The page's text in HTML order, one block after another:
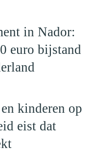
in Nador:
euro bijstand
kinderen op
eist dat